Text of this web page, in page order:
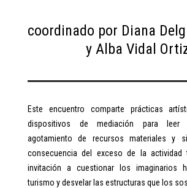
coordinado por Diana
y Alba Vidal
Este encuentro comparte prácticas
dispositivos de mediación para leer
agotamiento de recursos materiales y
consecuencia del exceso de la actividad
invitación a cuestionar los imaginarios
turismo y desvelar las estructuras que los